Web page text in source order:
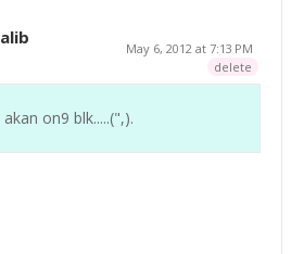
May 6, 2012 at 7:13 PM
delete
on9 blk.....(",).